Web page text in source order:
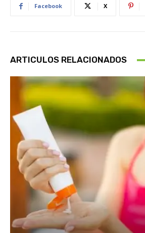
Facebook X
ARTICULOS RELACIONADOS